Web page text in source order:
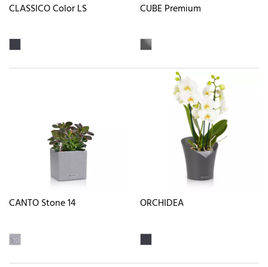
CLASSICO Color LS CUBE Premium
CANTO Stone 14 ORCHIDEA